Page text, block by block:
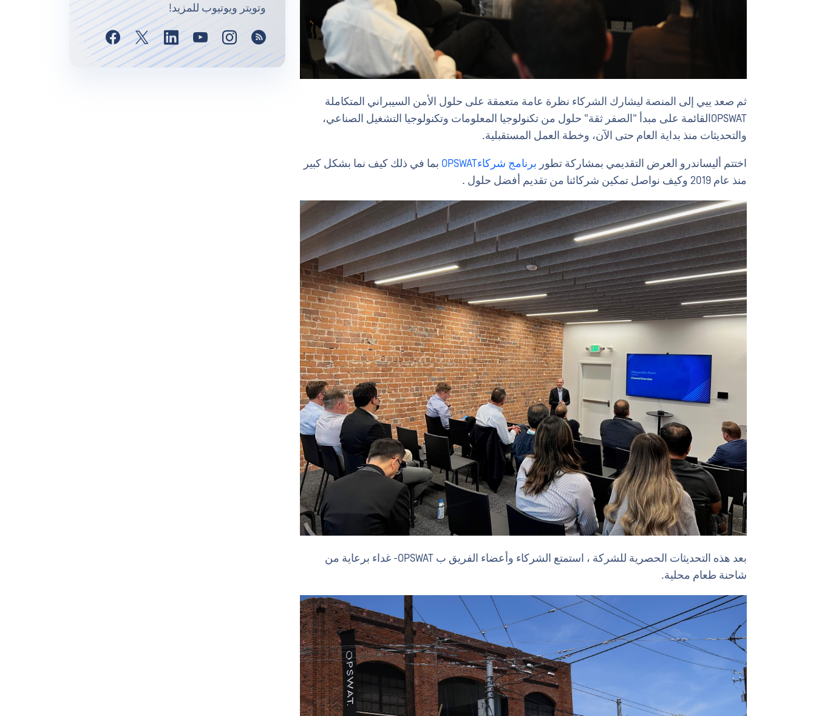
ثم صعد ييي إلى المنصة ليشارك الشركاء نظرة عامة متعمقة على حلول الأمن السيبراني المتكاملة
OPSWATالقائمة على مبدأ "الصفر ثقة" حلول من تكنولوجيا المعلومات وتكنولوجيا التشغيل الصناعي،
والتحديثات منذ بداية العام حتى الآن، وخطة العمل المستقبلية.
اختتم أليساندرو العرض التقديمي بمشاركة تطور برنامج شركاءOPSWAT
بما في ذلك كيف نما بشكل كبير
منذ عام 2019 وكيف نواصل تمكين شركائنا من تقديم أفضل حلول .
بعد هذه التحديثات الحصرية للشركة ، استمتع الشركاء وأعضاء الفريق ب OPSWAT- غداء برعاية من
شاحنة طعام محلية.
وتويتر ويوتيوب للمزيد!